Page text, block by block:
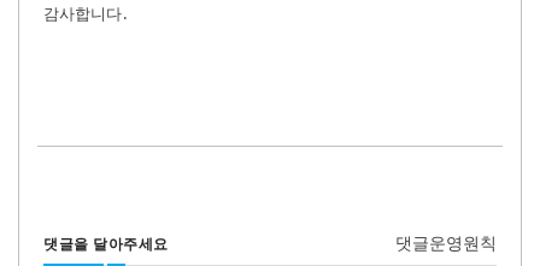
감사합니다.
댓글을 달아주세요 댓글운영원칙